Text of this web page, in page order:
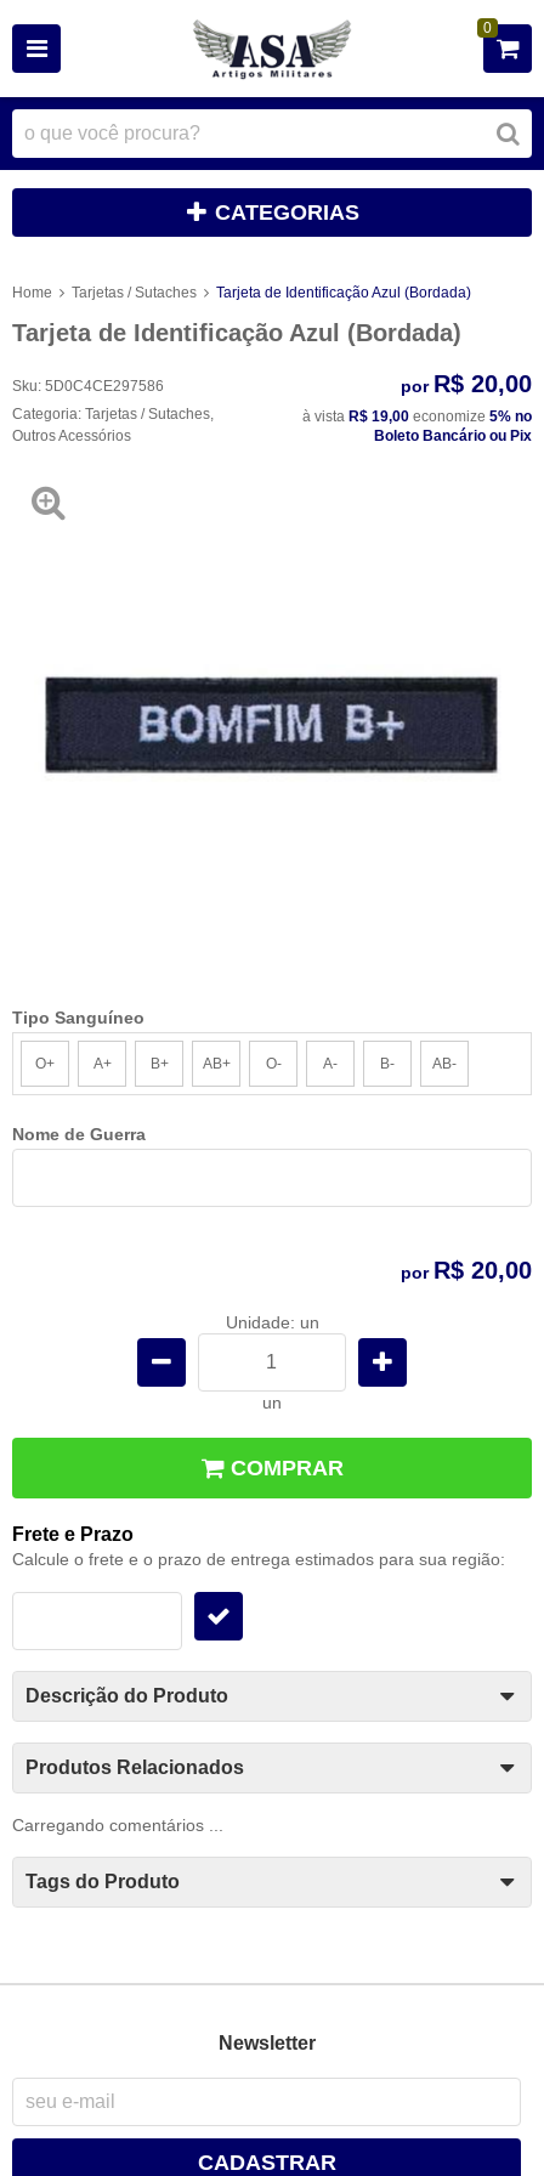
0
CATEGORIAS
Home Tarjetas / Sutaches Tarjeta de Identificação Azul (Bordada)
Tarjeta de Identificação Azul (Bordada)
Sku: 5D0C4CE297586
Categoria: Tarjetas / Sutaches
Outros Acessórios
por R$ 20,00
à vista R$ 19,00 economize 5% no
Boleto Bancário ou Pix
Tipo Sanguíneo
O+ A+ B+ AB+ O- A- B- AB-
Nome de Guerra
por R$ 20,00
Unidade: un
un
COMPRAR
Frete e Prazo
Calcule o frete e o prazo de entrega estimados para sua região:
Descrição do Produto
Produtos Relacionados
Carregando comentários ...
Tags do Produto
Newsletter
CADASTRAR